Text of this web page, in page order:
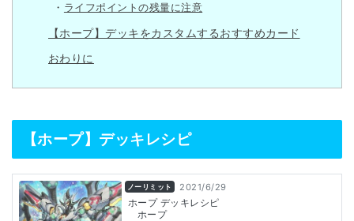
ライフポイントの残量に注意
【ホープ】デッキをカスタムするおすすめカード
おわりに
【ホープ】デッキレシピ
ノーリミット 2021/6/29
ホープ デッキレシピ
ホープ